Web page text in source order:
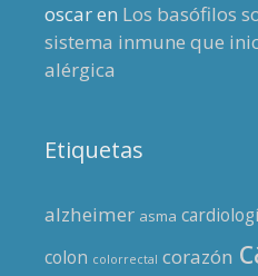
oscaren Los basófilos
sistema inmune que
alérgica
Etiquetas
alzheimer asma
colon colorrectal corazón